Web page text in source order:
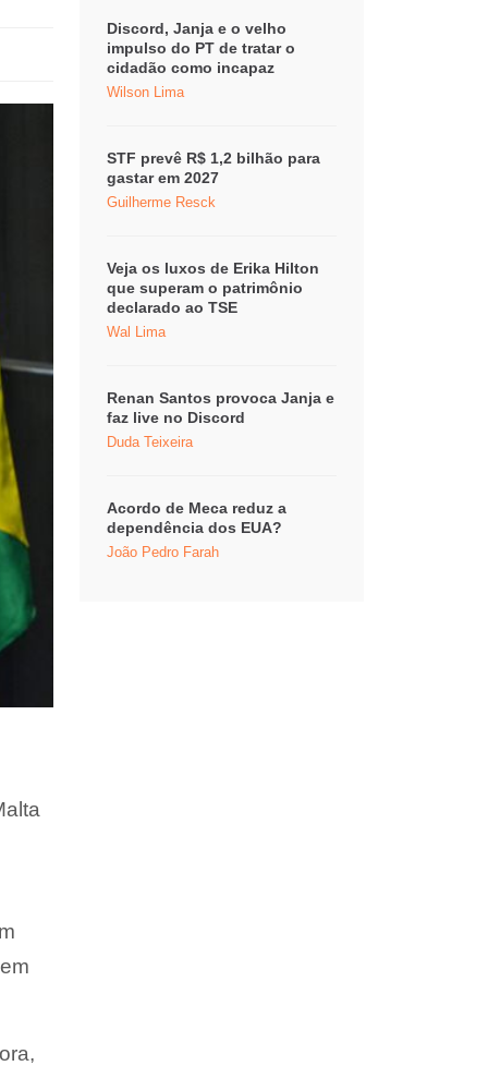
Discord, Janja e o velho
impulso do PT de tratar o
cidadão como incapaz
Wilson Lima
STF prevê R$ 1,2 bilhão para
gastar em 2027
Guilherme Resck
Veja os luxos de Erika Hilton
que superam o patrimônio
declarado ao TSE
Wal Lima
Renan Santos provoca Janja e
faz live no Discord
Duda Teixeira
Acordo de Meca reduz a
dependência dos EUA?
João Pedro Farah